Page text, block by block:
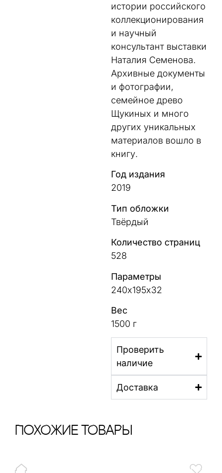
истории российского
коллекционирования
и научный
консультант выставки
Наталия Семенова.
Архивные документы
и фотографии,
семейное древо
Щукиных и много
других уникальных
материалов вошло в
книгу.
Год издания
2019
Тип обложки
Твёрдый
Количество страниц
528
Параметры
240х195х32
Вес
1500 г
Проверить
наличие
Доставка
ПохОжИе тОваРы